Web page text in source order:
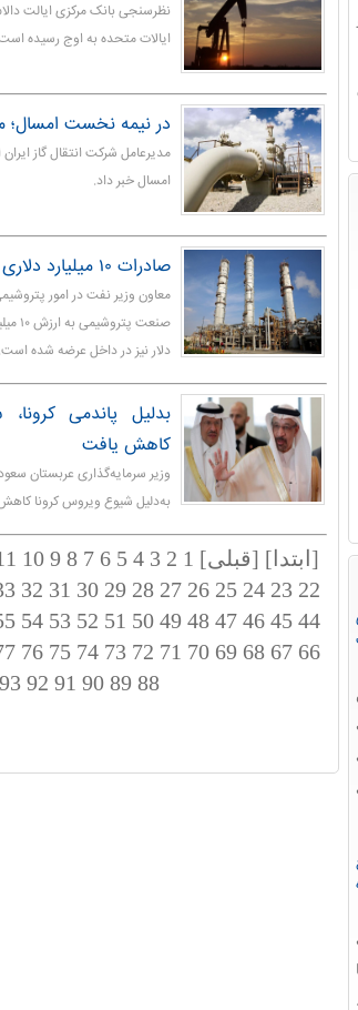
نظرسنجی بانک مرکزی ایالت
ایالات متحده به اوج رسیده
در نیمه نخست امسال؛
مدیرعامل شرکت انتقال گاز
امسال خبر داد.
صادرات ۱۰ میلیارد دلاری صنعت پتروشیمی در سال گذشته
دلار نیز در داخل عرضه شده است.
بدلیل پاندمی
کاهش یافت
وزیر سرمایه‌گذاری عربستان
به‌دلیل شیوع ویروس کرونا
[ابتدا] [قبلی] 1
2
3
4
5
6
7
8
9
10
22
23
24
25
26
27
28
29
30
31
32
44
45
46
47
48
49
50
51
52
53
54
66
67
68
69
70
71
72
73
74
75
76
88
89
90
91
92
93